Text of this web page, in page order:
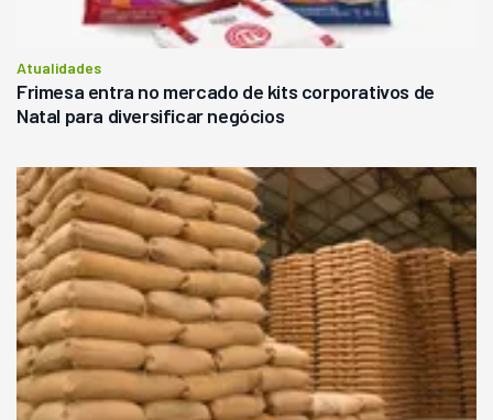
Atualidades
Frimesa entra no mercado de kits corporativos de
Natal para diversificar negócios